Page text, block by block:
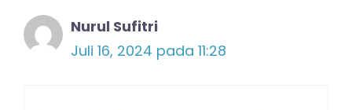
Nurul Sufitri
Juli 16, 2024 pada 11:28